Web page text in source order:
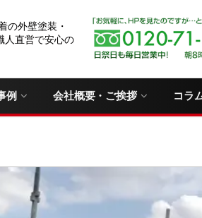
の外壁塗装・
人直営で安心の
例 会社概要・ご挨拶 コラ